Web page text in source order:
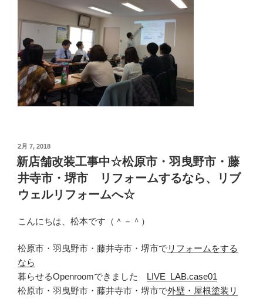
投
稿
日:
2月 7, 2018
新店舗改装工事中☆松原市・羽曳野市・藤
井寺市・堺市 リフォームするなら、リブ
ウェルリフォームへ☆
こんにちは、松本です（＾－＾）
松原市・羽曳野市・藤井寺市・堺市でリフォームをする
なら
暮らせるOpenroomできました LIVE_LAB.case01
松原市・羽曳野市・藤井寺市・堺市で外壁・屋根塗装リ